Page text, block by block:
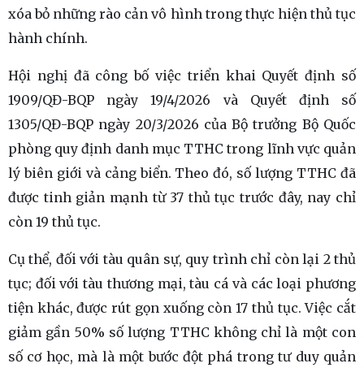
xóa bỏ những rào cản vô hình trong thực hiện thủ tục
hành chính.
Hội nghị đã công bố việc triển khai Quyết định số
1909/QĐ-BQP ngày 19/4/2026 và Quyết định số
1305/QĐ-BQP ngày 20/3/2026 của Bộ trưởng Bộ Quốc
phòng quy định danh mục TTHC trong lĩnh vực quản
lý biên giới và cảng biển. Theo đó, số lượng TTHC đã
được tinh giản mạnh từ 37 thủ tục trước đây, nay chỉ
còn 19 thủ tục.
Cụ thể, đối với tàu quân sự, quy trình chỉ còn lại 2 thủ
tục; đối với tàu thương mại, tàu cá và các loại phương
tiện khác, được rút gọn xuống còn 17 thủ tục. Việc cắt
giảm gần 50% số lượng TTHC không chỉ là một con
số cơ học, mà là một bước đột phá trong tư duy quản